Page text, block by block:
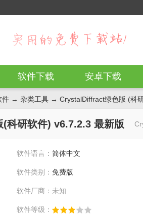
软件下载 安卓下载
件 → 杂类工具 → CrystalDiffract绿色版 (科
研软件) v6.7.2.3 最新版
软件语言： 简体中文
软件类别： 免费版
软件厂商：未知
软件等级：